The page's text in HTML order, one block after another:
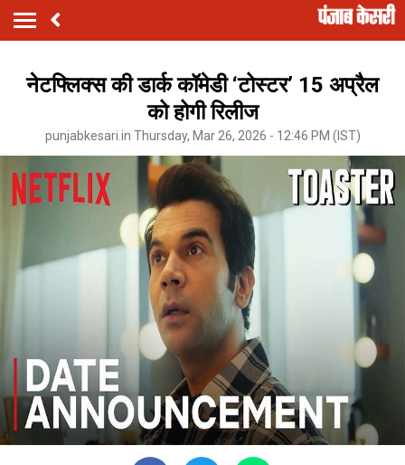
नेटफ्लिक्स की डार्क कॉमेडी ‘टोस्टर’ 15 अप्रैल
को होगी रिलीज
punjabkesari.in Thursday, Mar 26, 2026 - 12:46 PM (IST)